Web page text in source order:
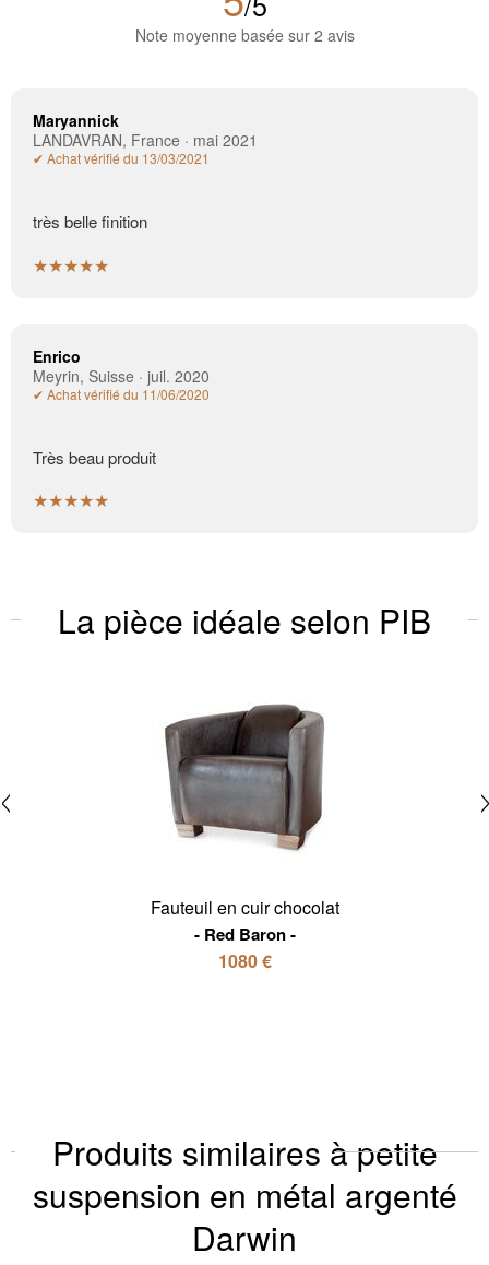
Note moyenne basée sur 2 avis
Maryannick
LANDAVRAN, France · mai 2021
✔ Achat vérifié du 13/03/2021
très belle finition
★★★★★
Enrico
Meyrin, Suisse · juil. 2020
✔ Achat vérifié du 11/06/2020
Très beau produit
★★★★★
La pièce idéale selon PIB
Fauteuil en cuir chocolat
Red Baron
1080 €
Produits similaires à petite
suspension en métal argenté
Darwin